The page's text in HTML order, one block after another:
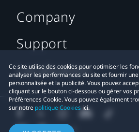
Ce site utilise des cookies pour optimiser les
analyser les performances du site et fournir
personnalisée et la publicité. Vous pouvez
cliquant sur le bouton ci-dessous ou gérer vos
Préférences Cookie. Vous pouvez également
sur notre politique Cookiesici.
Company
Support
Localisation